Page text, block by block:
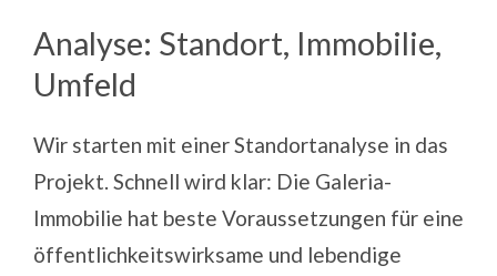
Analyse: Standort, Immobilie,
Umfeld
Wir starten mit einer Standortanalyse in das
Projekt. Schnell wird klar: Die Galeria-
Immobilie hat beste Voraussetzungen für eine
öffentlichkeitswirksame und lebendige